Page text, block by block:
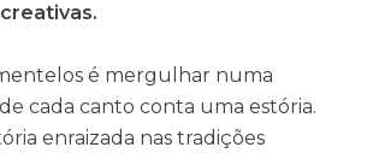
é mergulhar numa
cada canto conta uma estória.
enraizada nas tradições